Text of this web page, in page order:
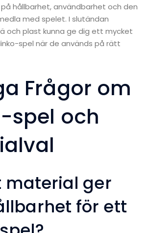
hållbarhet, användbarhet och den
med spelet. I slutändan
och plast kunna ge dig ett mycket
spel när de används på rätt
Frågor om
spel och
material ger
för ett